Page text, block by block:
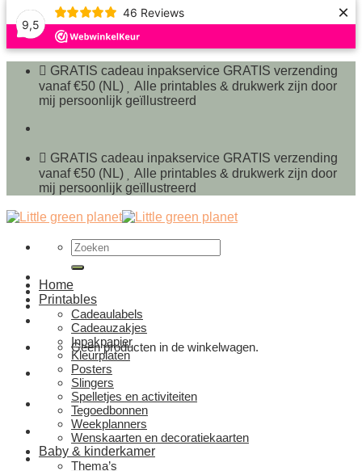
9,5
46 Reviews ×
Ga
naar
inhoud
GRATIS cadeau inpakservice GRATIS verzending
vanaf €50 (NL)
Alle printables & drukwerk zijn door
mij persoonlijk geïllustreerd
GRATIS cadeau inpakservice GRATIS verzending
vanaf €50 (NL)
Alle printables & drukwerk zijn door
mij persoonlijk geïllustreerd
Zoeken
naar:
Geen producten in de winkelwagen.
Home
Printables
Cadeaulabels
Cadeauzakjes
Inpakpapier
Kleurplaten
Posters
Slingers
Spelletjes en activiteiten
Tegoedbonnen
Weekplanners
Wenskaarten en decoratiekaarten
Baby & kinderkamer
Thema’s